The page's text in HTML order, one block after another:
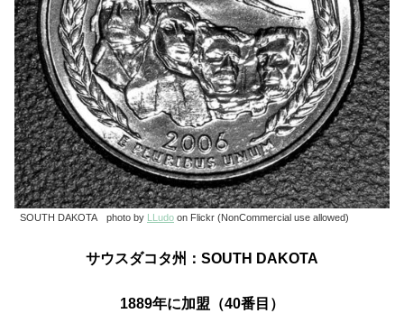
SOUTH DAKOTA photo by LLudo on Flickr (NonCommercial use allowed)
サウスダコタ州：SOUTH DAKOTA
1889年に加盟（40番目）